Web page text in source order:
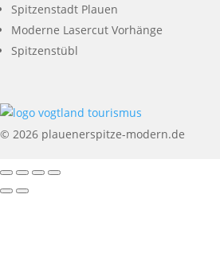
Spitzenstadt Plauen
Moderne Lasercut Vorhänge
Spitzenstübl
© 2026 plauenerspitze-modern.de